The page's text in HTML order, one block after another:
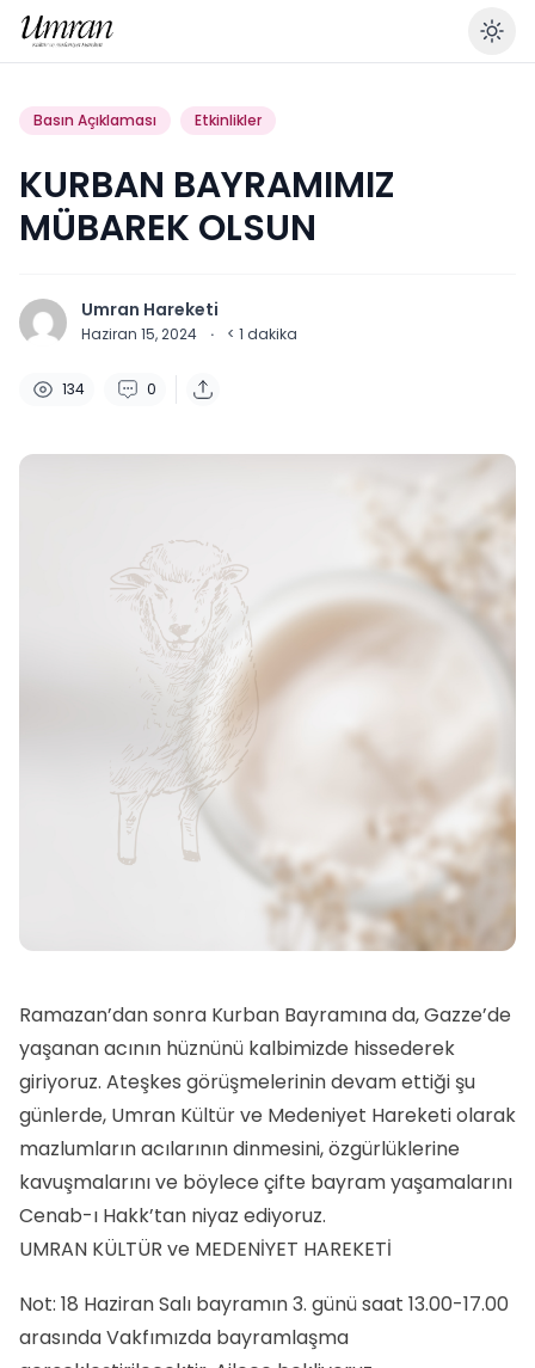
Basın Açıklaması Etkinlikler
KURBAN BAYRAMIMIZ
MÜBAREK OLSUN
Umran Hareketi
Haziran 15, 2024 · < 1 dakika
134 0
Ramazan’dan sonra Kurban Bayramına da, Gazze’de
yaşanan acının hüznünü kalbimizde hissederek
giriyoruz. Ateşkes görüşmelerinin devam ettiği şu
günlerde, Umran Kültür ve Medeniyet Hareketi olarak
mazlumların acılarının dinmesini, özgürlüklerine
kavuşmalarını ve böylece çifte bayram yaşamalarını
Cenab-ı Hakk’tan niyaz ediyoruz.
UMRAN KÜLTÜR ve MEDENİYET HAREKETİ
Not: 18 Haziran Salı bayramın 3. günü saat 13.00-17.00
arasında Vakfımızda bayramlaşma